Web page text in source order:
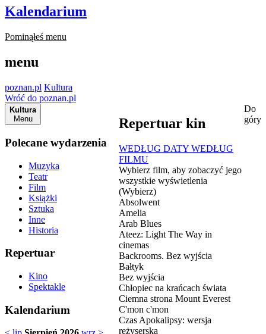
Kalendarium
Pominąłeś menu
menu
poznan.pl Kultura
Wróć do poznan.pl
Kultura
Menu
Polecane wydarzenia
Muzyka
Teatr
Film
Książki
Sztuka
Inne
Historia
Repertuar
Kino
Spektakle
Kalendarium
Repertuar kin
WEDŁUG DATY WEDŁUG
FILMU
Wybierz film, aby zobaczyć jego
wszystkie wyświetlenia
(Wybierz)
Absolwent
Amelia
Arab Blues
Ateez: Light The Way in
cinemas
Backrooms. Bez wyjścia
Bałtyk
Bez wyjścia
Chłopiec na krańcach świata
Ciemna strona Mount Everest
C'mon c'mon
Czas Apokalipsy: wersja
reżyserska
Do
góry